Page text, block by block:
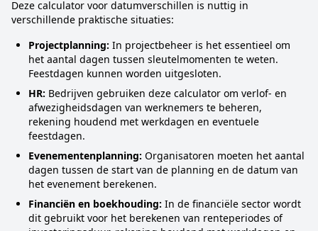
Deze calculator voor datumverschillen is nuttig in
verschillende praktische situaties:
Projectplanning: In projectbeheer is het essentieel om
het aantal dagen tussen sleutelmomenten te weten.
Feestdagen kunnen worden uitgesloten.
HR: Bedrijven gebruiken deze calculator om verlof- en
afwezigheidsdagen van werknemers te beheren,
rekening houdend met werkdagen en eventuele
feestdagen.
Evenementenplanning: Organisatoren moeten het aantal
dagen tussen de start van de planning en de datum van
het evenement berekenen.
Financiën en boekhouding: In de financiële sector wordt
dit gebruikt voor het berekenen van renteperiodes of